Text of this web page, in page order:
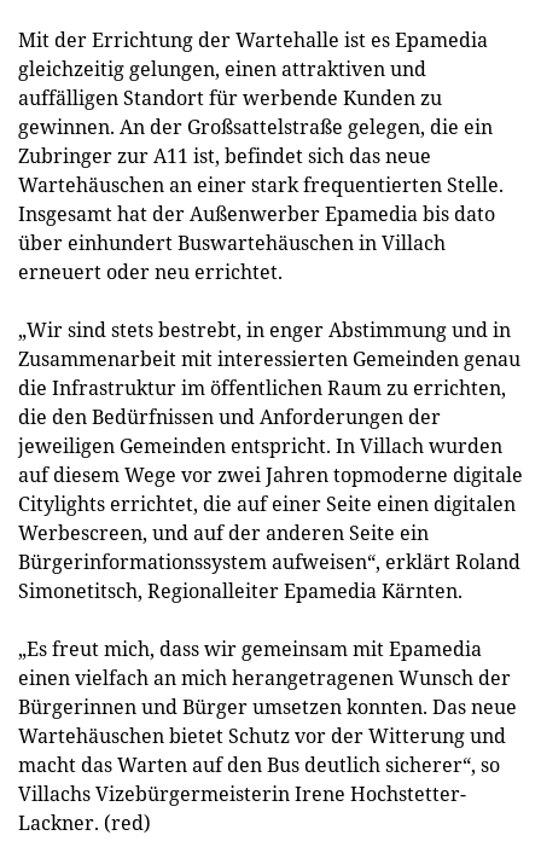
Mit der Errichtung der Wartehalle ist es Epamedia
gleichzeitig gelungen, einen attraktiven und
auffälligen Standort für werbende Kunden zu
gewinnen. An der Großsattelstraße gelegen, die ein
Zubringer zur A11 ist, befindet sich das neue
Wartehäuschen an einer stark frequentierten Stelle.
Insgesamt hat der Außenwerber Epamedia bis dato
über einhundert Buswartehäuschen in Villach
erneuert oder neu errichtet.
„Wir sind stets bestrebt, in enger Abstimmung und in
Zusammenarbeit mit interessierten Gemeinden genau
die Infrastruktur im öffentlichen Raum zu errichten,
die den Bedürfnissen und Anforderungen der
jeweiligen Gemeinden entspricht. In Villach wurden
auf diesem Wege vor zwei Jahren topmoderne digitale
Citylights errichtet, die auf einer Seite einen digitalen
Werbescreen, und auf der anderen Seite ein
Bürgerinformationssystem aufweisen“, erklärt Roland
Simonetitsch, Regionalleiter Epamedia Kärnten.
„Es freut mich, dass wir gemeinsam mit Epamedia
einen vielfach an mich herangetragenen Wunsch der
Bürgerinnen und Bürger umsetzen konnten. Das neue
Wartehäuschen bietet Schutz vor der Witterung und
macht das Warten auf den Bus deutlich sicherer“, so
Villachs Vizebürgermeisterin Irene Hochstetter-
Lackner. (red)